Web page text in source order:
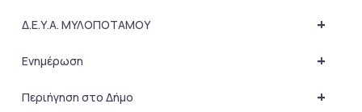
+
Δ.Ε.Υ.Α. ΜΥΛΟΠΟΤΑΜΟΥ
+
Ενημέρωση
+
Περιήγηση στο Δήμο